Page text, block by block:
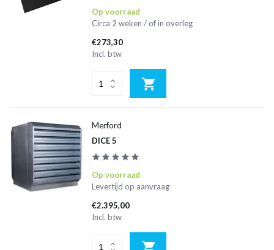
Op voorraad
Circa 2 weken / of in overleg
€273,30
Incl. btw
Merford
DICE 5
Op voorraad
Levertijd op aanvraag
€2.395,00
Incl. btw